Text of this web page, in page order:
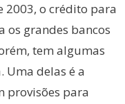
2003, o crédito para
os grandes bancos
tem algumas
Uma delas é a
provisões para